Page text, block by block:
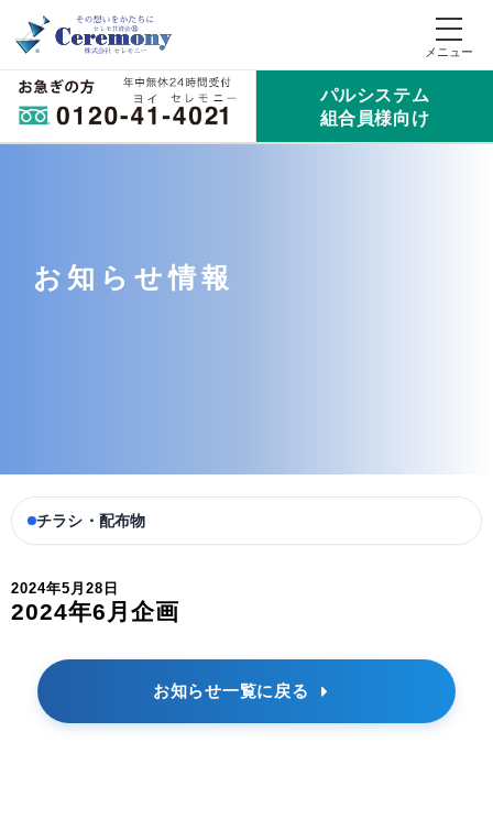
パルシステム
組合員様向け
お知らせ情報
チラシ・配布物
2024年5月28日
2024年6月企画
お知らせ一覧に戻る